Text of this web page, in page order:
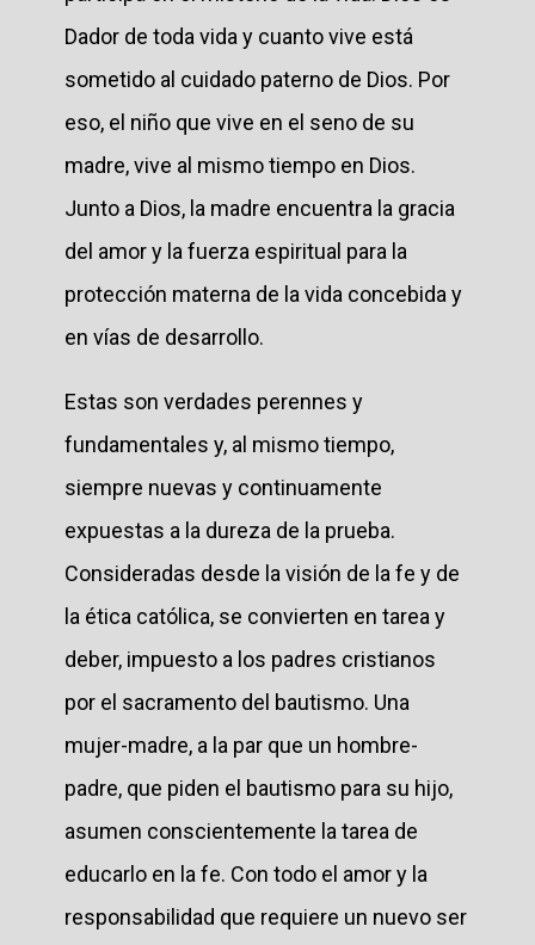
Dador de toda vida y cuanto vive está
sometido al cuidado paterno de Dios. Por
eso, el niño que vive en el seno de su
madre, vive al mismo tiempo en Dios.
Junto a Dios, la madre encuentra la gracia
del amor y la fuerza espiritual para la
protección materna de la vida concebida y
en vías de desarrollo.
Estas son verdades perennes y
fundamentales y, al mismo tiempo,
siempre nuevas y continuamente
expuestas a la dureza de la prueba.
Consideradas desde la visión de la fe y de
la ética católica, se convierten en tarea y
deber, impuesto a los padres cristianos
por el sacramento del bautismo. Una
mujer-madre, a la par que un hombre-
padre, que piden el bautismo para su hijo,
asumen conscientemente la tarea de
educarlo en la fe. Con todo el amor y la
responsabilidad que requiere un nuevo ser